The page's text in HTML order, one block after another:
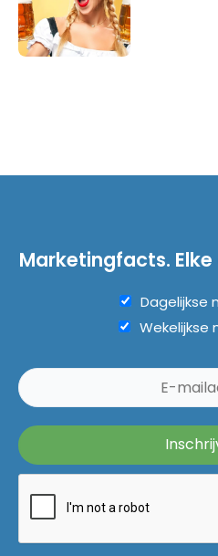
Marketingfacts. Elke
Dagelijkse
Wekelijkse